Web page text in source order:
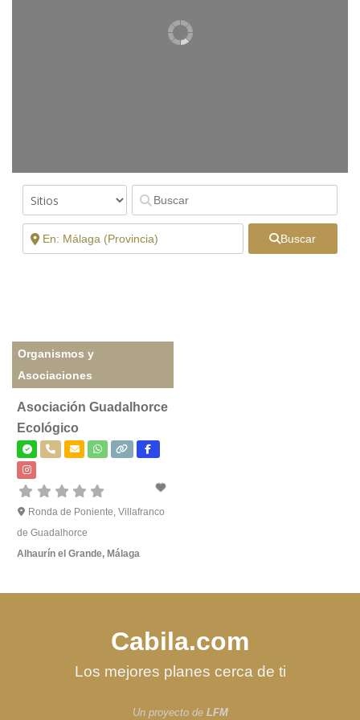
Buscar
Organismos y
Asociaciones
Asociación Guadalhorce
Ecológico
Ronda de Poniente, Villafranco
de Guadalhorce
Alhaurín el Grande, Málaga
Cabila.com
Los mejores planes cerca de ti
Un proyecto de LFM